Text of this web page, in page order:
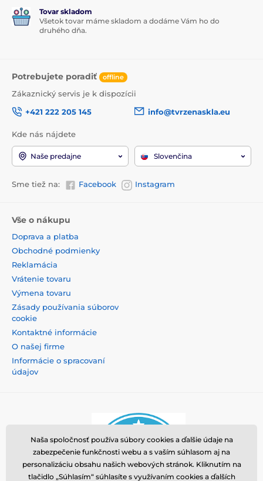
Tovar skladom
Všetok tovar máme skladom a dodáme Vám ho do
druhého dňa.
Potrebujete poradiť offline
Zákaznický servis je k dispozícii
+421 222 205 145
info@tvrzenaskla.eu
Kde nás nájdete
Naše predajne Slovenčina
Sme tiež na: Facebook Instagram
Vše o nákupu
Doprava a platba
Obchodné podmienky
Reklamácia
Vrátenie tovaru
Výmena tovaru
Zásady používania súborov
cookie
Kontaktné informácie
O našej firme
Informácie o spracovaní
údajov
Naša spoločnosť používa súbory cookies a ďalšie údaje na
zabezpečenie funkčnosti webu a s vaším súhlasom aj na
personalizáciu obsahu našich webových stránok. Kliknutím na
tlačidlo „Súhlasím“ súhlasíte s využívaním cookies a ďalších